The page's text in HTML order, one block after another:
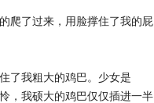
爬了过来，用脸撑住了我的屁
了我粗大的鸡巴。少女是
，我硕大的鸡巴仅仅插进一半